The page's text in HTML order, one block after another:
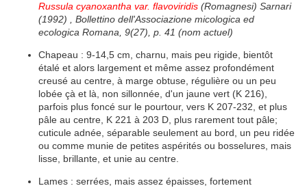
Russula cyanoxantha var. flavoviridis (Romagnesi) Sarnari
(1992) , Bollettino dell'Associazione micologica ed
ecologica Romana, 9(27), p. 41 (nom actuel)
Chapeau : 9-14,5 cm, charnu , mais peu rigide , bientôt
étalé et alors largement et même assez profondément
creusé au centre, à marge obtuse, régulière ou un peu
lobée çà et là, non sillonnée , d'un jaune vert (K 216),
parfois plus foncé sur le pourtour, vers K 207-232, et plus
pâle au centre, K 221 à 203 D, plus rarement tout pâle;
cuticule adnée séparable seulement au bord, un peu ridée
ou comme munie de petites aspérités ou bosselures, mais
lisse , brillante, et unie au centre.
Lames : serrées , mais assez épaisses , fortement